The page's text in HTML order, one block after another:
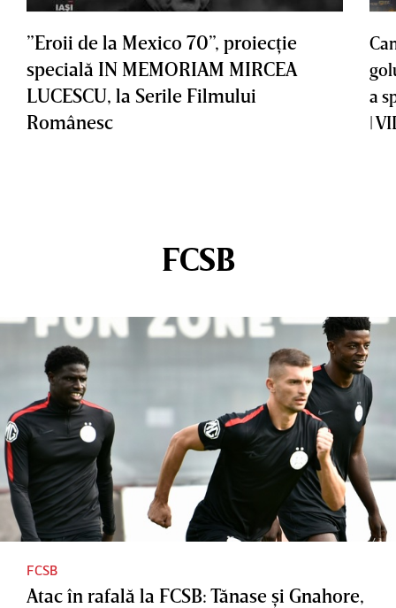
”Eroii de la Mexico 70”, proiecţie
specială IN MEMORIAM MIRCEA
LUCESCU, la Serile Filmului
Românesc
a
|
FCSB
FCSB
Atac în rafală la FCSB: Tănase şi Gnahore,